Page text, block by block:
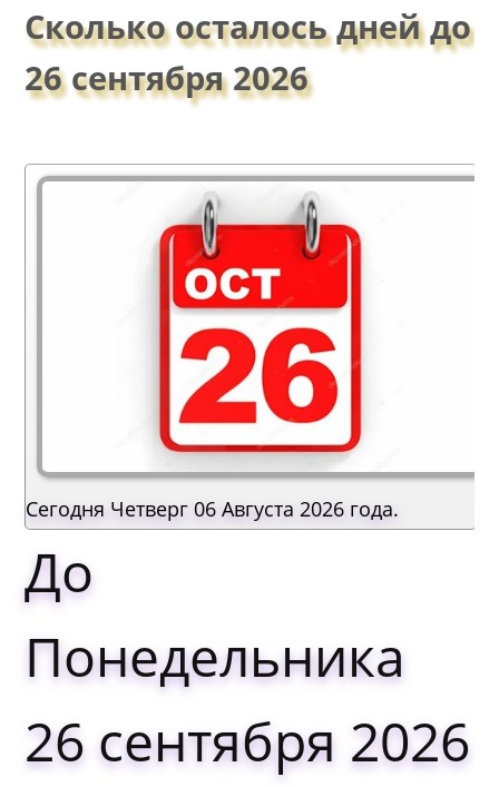
Сколько осталось дней до
26 сентября 2026
Сегодня Четверг 06 Августа 2026 года.
До
Понедельника
26 сентября 2026